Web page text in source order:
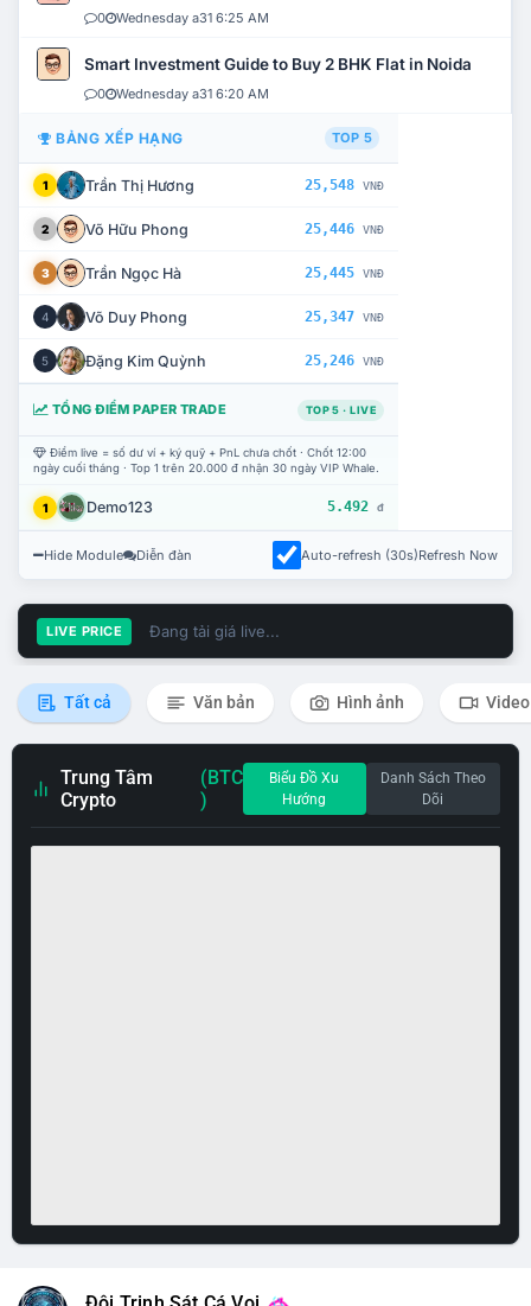
0 Wednesday a31 6:25 AM
Smart Investment Guide to Buy 2 BHK Flat in Noida
0 Wednesday a31 6:20 AM
BẢNG XẾP HẠNG TOP 5
1 Trần Thị Hương 25,548 VNĐ
2 Võ Hữu Phong 25,446 VNĐ
3 Trần Ngọc Hà 25,445 VNĐ
4 Võ Duy Phong 25,347 VNĐ
5 Đặng Kim Quỳnh 25,246 VNĐ
TỔNG ĐIỂM PAPER TRADE TOP 5 · LIVE
Điểm live = số dư ví + ký quỹ + PnL chưa chốt · Chốt 12:00
ngày cuối tháng · Top 1 trên 20.000 đ nhận 30 ngày VIP Whale.
1 Demo123 5.492 đ
Hide Module Diễn đàn Auto-refresh (30s)Refresh Now
LIVE PRICE Đang tải giá live...
Tất cả Văn bản Hình ảnh Video
Trung Tâm
Crypto
(BTC
)
Biểu Đồ Xu
Hướng
Danh Sách Theo
Dõi